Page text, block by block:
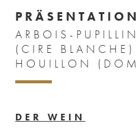
PRÄSENTATION
ARBOIS-
(CIRE
HOUILLON
DER WEIN